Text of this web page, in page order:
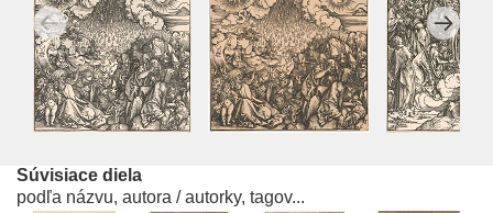
Súvisiace diela
podľa názvu, autora / autorky, tagov...